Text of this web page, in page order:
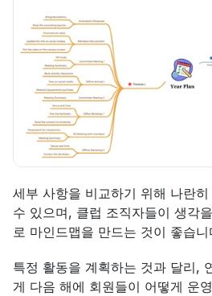
세부 사항을 비교하기 위해 나란
수 있으며, 클럽 조직자들이 생각
로 마인드맵을 만드는 것이 좋습니
특정 활동을 계획하는 것과 달리,
게 다음 해에 회원들이 어떻게 운